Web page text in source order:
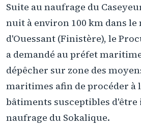
Suite au naufrage du
nuit à environ 100 km dans le
d'Ouessant (Finistère), le
a demandé au préfet
dépêcher sur zone des
maritimes afin de procéder à
bâtiments susceptibles d'être
naufrage du Sokalique.